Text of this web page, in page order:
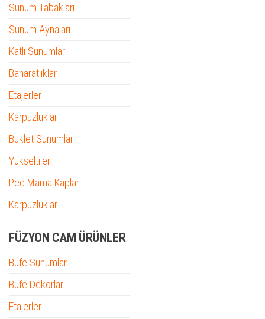
Sunum Tabakları
Sunum Aynaları
Katlı Sunumlar
Baharatlıklar
Etajerler
Karpuzluklar
Buklet Sunumlar
Yükseltiler
Ped Mama Kapları
Karpuzluklar
FÜZYON CAM ÜRÜNLER
Büfe Sunumlar
Büfe Dekorları
Etajerler